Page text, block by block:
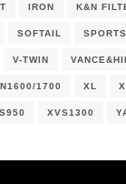
IRON K&N
SOFTAIL
V-TWIN
1700 XL
XVS1300